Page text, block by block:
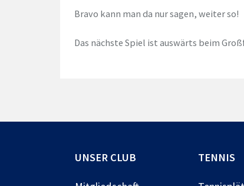
Bravo kann man da nur sagen, weiter so!
Das nächste Spiel ist auswärts beim
UNSER CLUB TENNIS